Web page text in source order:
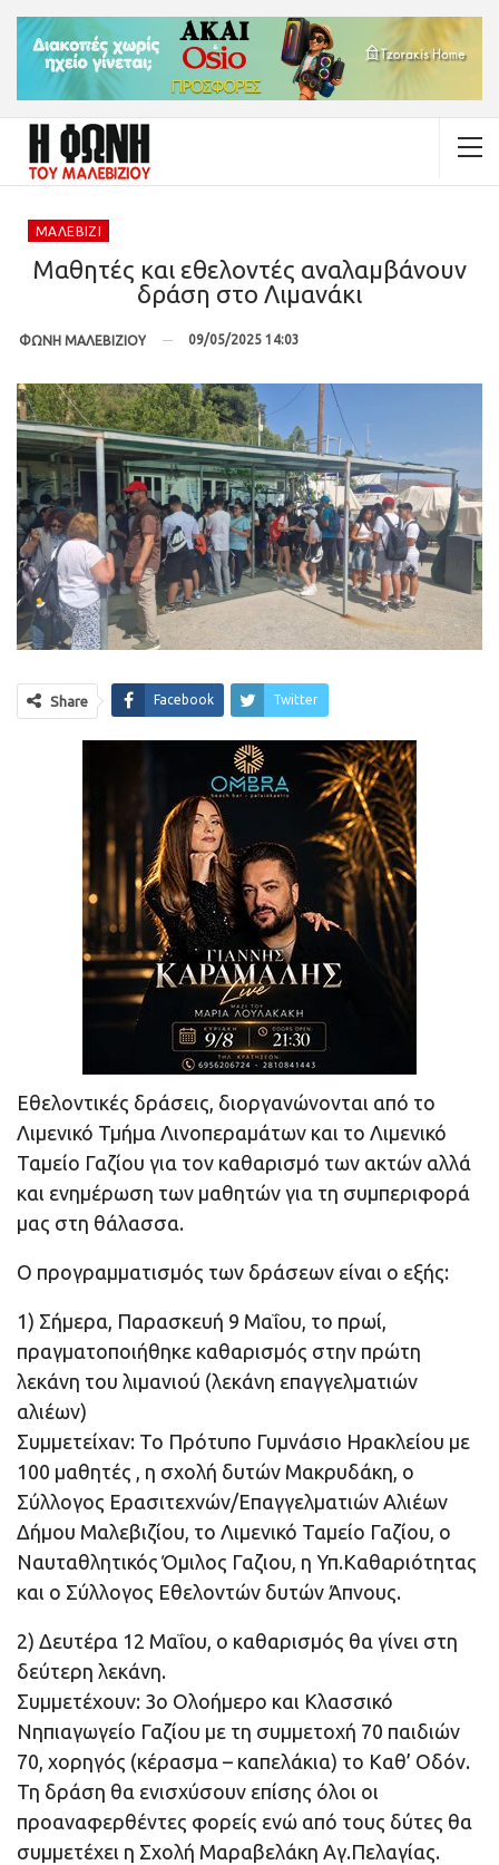
ΜΑΛΕΒΊΖΙ
Μαθητές και εθελοντές αναλαμβάνουν
δράση στο Λιμανάκι
ΦΩΝΗ ΜΑΛΕΒΙΖΙΟΥ 09/05/2025 14:03
Share Facebook Twitter
Εθελοντικές δράσεις, διοργανώνονται από το
Λιμενικό Τμήμα Λινοπεραμάτων και το Λιμενικό
Ταμείο Γαζίου για τον καθαρισμό των ακτών αλλά
και ενημέρωση των μαθητών για τη συμπεριφορά
μας στη θάλασσα.
Ο προγραμματισμός των δράσεων είναι ο εξής:
1) Σήμερα, Παρασκευή 9 Μαΐου, το πρωί,
πραγματοποιήθηκε καθαρισμός στην πρώτη
λεκάνη του λιμανιού (λεκάνη επαγγελματιών
αλιέων)
Συμμετείχαν: Το Πρότυπο Γυμνάσιο Ηρακλείου με
100 μαθητές , η σχολή δυτών Μακρυδάκη, ο
Σύλλογος Ερασιτεχνών/Επαγγελματιών Αλιέων
Δήμου Μαλεβιζίου, το Λιμενικό Ταμείο Γαζίου, ο
Ναυταθλητικός Όμιλος Γαζιου, η Υπ.Καθαριότητας
και ο Σύλλογος Εθελοντών δυτών Άπνους.
2) Δευτέρα 12 Μαΐου, ο καθαρισμός θα γίνει στη
δεύτερη λεκάνη.
Συμμετέχουν: 3ο Ολοήμερο και Κλασσικό
Νηπιαγωγείο Γαζίου με τη συμμετοχή 70 παιδιών
70, χορηγός (κέρασμα – καπελάκια) το Καθ’ Οδόν.
Τη δράση θα ενισχύσουν επίσης όλοι οι
προαναφερθέντες φορείς ενώ από τους δύτες θα
συμμετέχει η Σχολή Μαραβελάκη Αγ.Πελαγίας.